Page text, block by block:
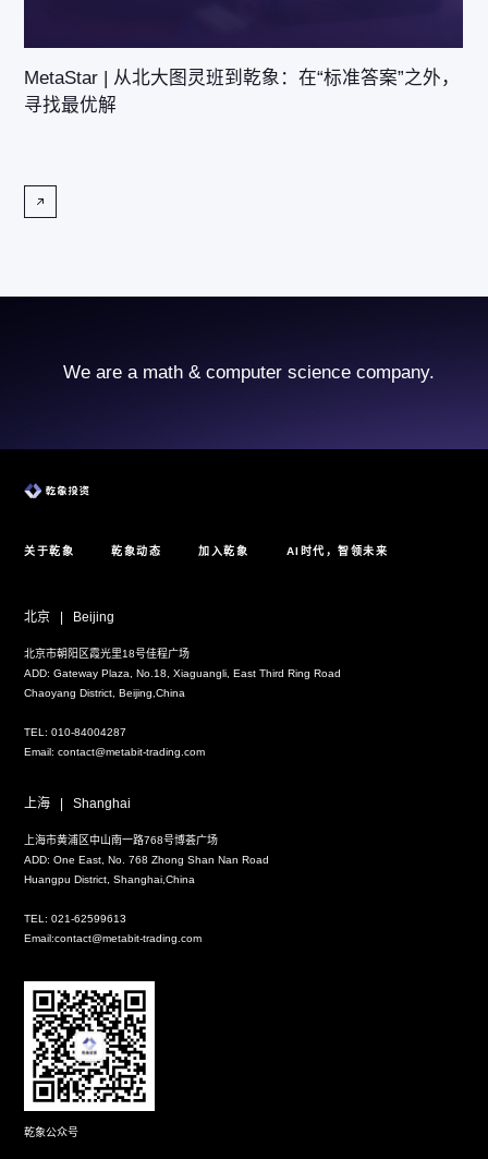
MetaStar | 从北大图灵班到乾象：在“标准答案”之外，
寻找最优解
We are a math & computer science company.
关于乾象 乾象动态 加入乾象 AI时代，智领未来
北京 Beijing
北京市朝阳区霞光里18号佳程广场
ADD: Gateway Plaza, No.18, Xiaguangli, East Third Ring Road
Chaoyang District, Beijing,China
TEL: 010-84004287
Email: contact@metabit-trading.com
上海 Shanghai
上海市黄浦区中山南一路768号博荟广场
ADD: One East, No. 768 Zhong Shan Nan Road
Huangpu District, Shanghai,China
TEL: 021-62599613
Email:contact@metabit-trading.com
乾象公众号